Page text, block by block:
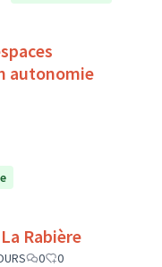
autonomie
Rabière
0
0